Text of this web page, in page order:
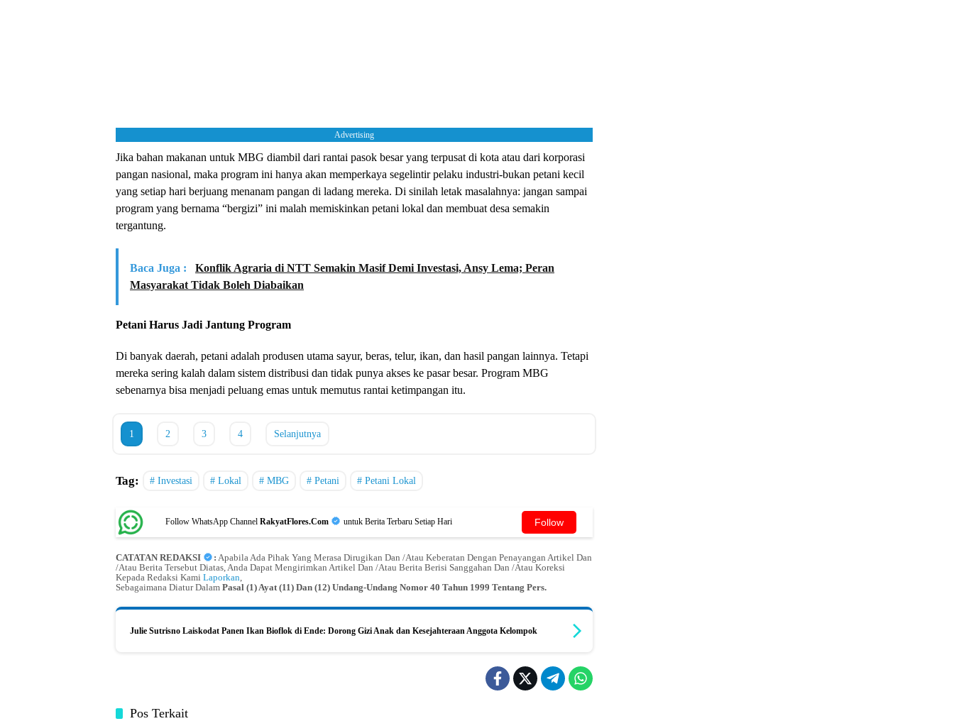
Advertising
Jika bahan makanan untuk MBG diambil dari rantai pasok besar yang terpusat di kota atau dari korporasi
pangan nasional, maka program ini hanya akan memperkaya segelintir pelaku industri-bukan petani kecil
yang setiap hari berjuang menanam pangan di ladang mereka. Di sinilah letak masalahnya: jangan sampai
program yang bernama “bergizi” ini malah memiskinkan petani lokal dan membuat desa semakin
tergantung.
Baca Juga :
Konflik Agraria di NTT Semakin Masif Demi Investasi, Ansy Lema; Peran
Masyarakat Tidak Boleh Diabaikan
Petani Harus Jadi Jantung Program
Di banyak daerah, petani adalah produsen utama sayur, beras, telur, ikan, dan hasil pangan lainnya. Tetapi
mereka sering kalah dalam sistem distribusi dan tidak punya akses ke pasar besar. Program MBG
sebenarnya bisa menjadi peluang emas untuk memutus rantai ketimpangan itu.
1 2 3 4 Selanjutnya
Tag: Investasi Lokal MBG Petani Petani Lokal
Follow WhatsApp Channel RakyatFlores.Com untuk Berita Terbaru Setiap Hari Follow
CATATAN REDAKSI : Apabila Ada Pihak Yang Merasa Dirugikan Dan /Atau Keberatan Dengan Penayangan Artikel Dan
/Atau Berita Tersebut Diatas, Anda Dapat Mengirimkan Artikel Dan /Atau Berita Berisi Sanggahan Dan /Atau Koreksi
Kepada Redaksi Kami Laporkan
Sebagaimana Diatur Dalam Pasal (1) Ayat (11) Dan (12) Undang-Undang Nomor 40 Tahun 1999 Tentang Pers.
Julie Sutrisno Laiskodat Panen Ikan Bioflok di Ende: Dorong Gizi Anak dan Kesejahteraan Anggota Kelompok
Pos Terkait